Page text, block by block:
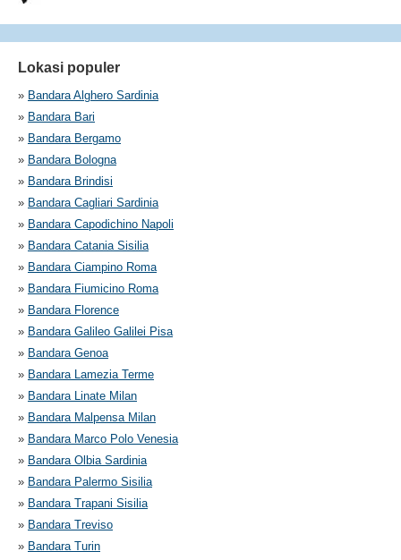
Lokasi populer
» Bandara Alghero Sardinia
» Bandara Bari
» Bandara Bergamo
» Bandara Bologna
» Bandara Brindisi
» Bandara Cagliari Sardinia
» Bandara Capodichino Napoli
» Bandara Catania Sisilia
» Bandara Ciampino Roma
» Bandara Fiumicino Roma
» Bandara Florence
» Bandara Galileo Galilei Pisa
» Bandara Genoa
» Bandara Lamezia Terme
» Bandara Linate Milan
» Bandara Malpensa Milan
» Bandara Marco Polo Venesia
» Bandara Olbia Sardinia
» Bandara Palermo Sisilia
» Bandara Trapani Sisilia
» Bandara Treviso
» Bandara Turin